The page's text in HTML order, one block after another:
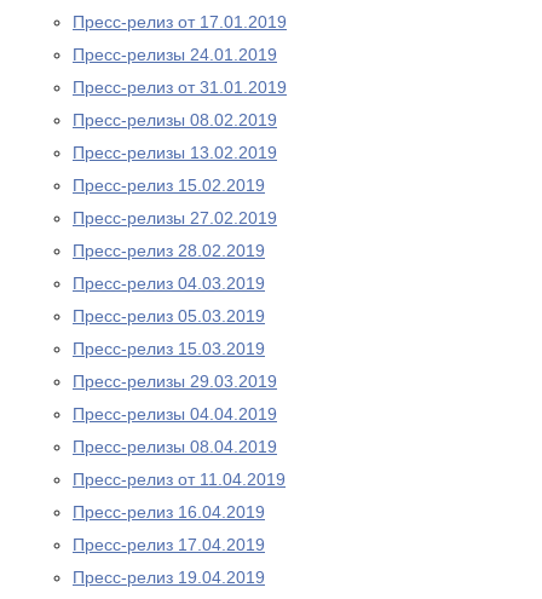
Пресс-релиз от 17.01.2019
Пресс-релизы 24.01.2019
Пресс-релиз от 31.01.2019
Пресс-релизы 08.02.2019
Пресс-релизы 13.02.2019
Пресс-релиз 15.02.2019
Пресс-релизы 27.02.2019
Пресс-релиз 28.02.2019
Пресс-релиз 04.03.2019
Пресс-релиз 05.03.2019
Пресс-релиз 15.03.2019
Пресс-релизы 29.03.2019
Пресс-релизы 04.04.2019
Пресс-релизы 08.04.2019
Пресс-релиз от 11.04.2019
Пресс-релиз 16.04.2019
Пресс-релиз 17.04.2019
Пресс-релиз 19.04.2019